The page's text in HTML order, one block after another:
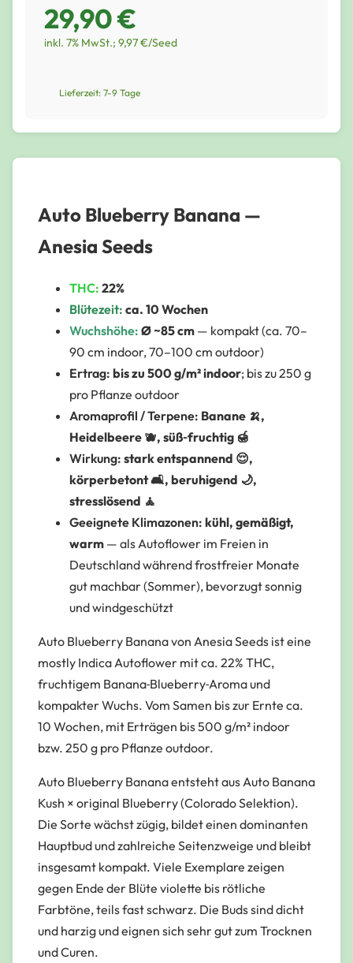
29,90 €
inkl. 7% MwSt.; 9,97 €/Seed
Lieferzeit: 7-9 Tage
Auto Blueberry Banana —
Anesia Seeds
THC: 22%
Blütezeit: ca. 10 Wochen
Wuchshöhe: Ø ~85 cm — kompakt (ca. 70–
90 cm indoor, 70–100 cm outdoor)
Ertrag: bis zu 500 g/m² indoor; bis zu 250 g
pro Pflanze outdoor
Aromaprofil / Terpene: Banane 🍌,
Heidelbeere 🫐, süß‑fruchtig 🍯
Wirkung: stark entspannend 😌,
körperbetont 🛋️, beruhigend 🌙,
stresslösend 🧘
Geeignete Klimazonen: kühl, gemäßigt,
warm — als Autoflower im Freien in
Deutschland während frostfreier Monate
gut machbar (Sommer), bevorzugt sonnig
und windgeschützt
Auto Blueberry Banana von Anesia Seeds ist eine
mostly Indica Autoflower mit ca. 22% THC,
fruchtigem Banana‑Blueberry‑Aroma und
kompakter Wuchs. Vom Samen bis zur Ernte ca.
10 Wochen, mit Erträgen bis 500 g/m² indoor
bzw. 250 g pro Pflanze outdoor.
Auto Blueberry Banana entsteht aus Auto Banana
Kush × original Blueberry (Colorado Selektion).
Die Sorte wächst zügig, bildet einen dominanten
Hauptbud und zahlreiche Seitenzweige und bleibt
insgesamt kompakt. Viele Exemplare zeigen
gegen Ende der Blüte violette bis rötliche
Farbtöne, teils fast schwarz. Die Buds sind dicht
und harzig und eignen sich sehr gut zum Trocknen
und Curen.